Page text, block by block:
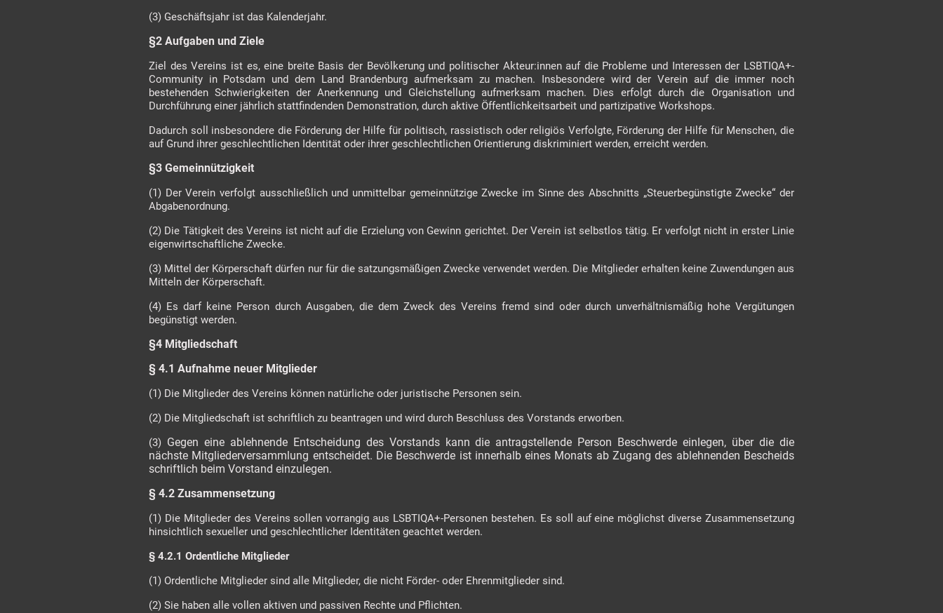
(3) Geschäftsjahr ist das Kalenderjahr.
§2 Aufgaben und Ziele
Ziel des Vereins ist es, eine breite Basis der Bevölkerung und politischer Akteur:innen auf die Probleme und Interessen der LSBTIQA+-
Community in Potsdam und dem Land Brandenburg aufmerksam zu machen. Insbesondere wird der Verein auf die immer noch
bestehenden Schwierigkeiten der Anerkennung und Gleichstellung aufmerksam machen. Dies erfolgt durch die Organisation und
Durchführung einer jährlich stattfindenden Demonstration, durch aktive Öffentlichkeitsarbeit und partizipative Workshops.
Dadurch soll insbesondere die Förderung der Hilfe für politisch, rassistisch oder religiös Verfolgte, Förderung der Hilfe für Menschen, die
auf Grund ihrer geschlechtlichen Identität oder ihrer geschlechtlichen Orientierung diskriminiert werden, erreicht werden.
§3 Gemeinnützigkeit
(1) Der Verein verfolgt ausschließlich und unmittelbar gemeinnützige Zwecke im Sinne des Abschnitts „Steuerbegünstigte Zwecke“ der
Abgabenordnung.
(2) Die Tätigkeit des Vereins ist nicht auf die Erzielung von Gewinn gerichtet. Der Verein ist selbstlos tätig. Er verfolgt nicht in erster Linie
eigenwirtschaftliche Zwecke.
(3) Mittel der Körperschaft dürfen nur für die satzungsmäßigen Zwecke verwendet werden. Die Mitglieder erhalten keine Zuwendungen aus
Mitteln der Körperschaft.
(4) Es darf keine Person durch Ausgaben, die dem Zweck des Vereins fremd sind oder durch unverhältnismäßig hohe Vergütungen
begünstigt werden.
§4 Mitgliedschaft
§ 4.1 Aufnahme neuer Mitglieder
(1) Die Mitglieder des Vereins können natürliche oder juristische Personen sein.
(2) Die Mitgliedschaft ist schriftlich zu beantragen und wird durch Beschluss des Vorstands erworben.
(3) Gegen eine ablehnende Entscheidung des Vorstands kann die antragstellende Person Beschwerde einlegen, über die die
nächste Mitgliederversammlung entscheidet. Die Beschwerde ist innerhalb eines Monats ab Zugang des ablehnenden Bescheids
schriftlich beim Vorstand einzulegen.
§ 4.2 Zusammensetzung
(1) Die Mitglieder des Vereins sollen vorrangig aus LSBTIQA+-Personen bestehen. Es soll auf eine möglichst diverse Zusammensetzung
hinsichtlich sexueller und geschlechtlicher Identitäten geachtet werden.
§ 4.2.1 Ordentliche Mitglieder
(1) Ordentliche Mitglieder sind alle Mitglieder, die nicht Förder- oder Ehrenmitglieder sind.
(2) Sie haben alle vollen aktiven und passiven Rechte und Pflichten.